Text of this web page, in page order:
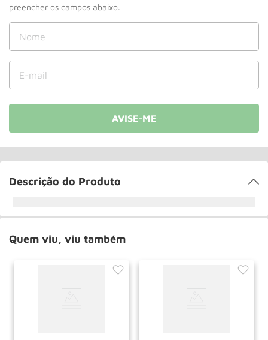
Descrição do Produto
Quem viu, viu também
10º Roda